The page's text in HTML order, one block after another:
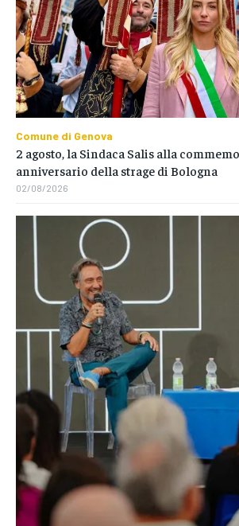
Comune di Genova
2 agosto, la Sindaca Salis alla
anniversario della strage di Bologna
02/08/2026